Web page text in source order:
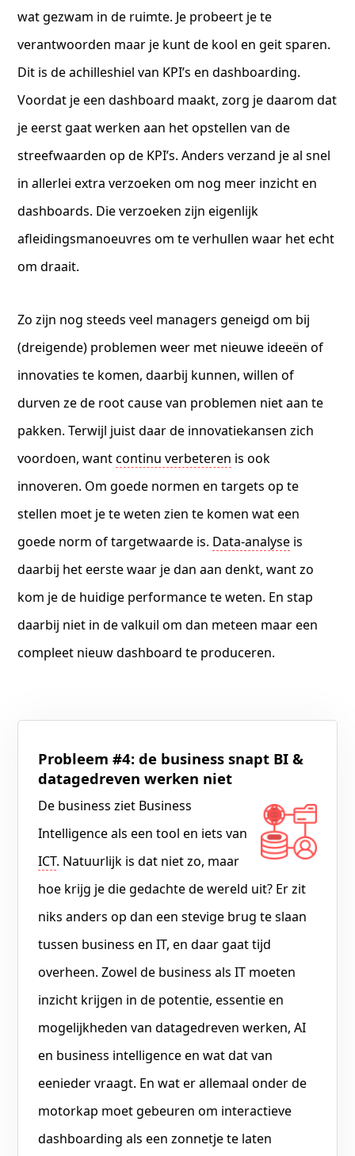
wat gezwam in de ruimte. Je probeert je te
verantwoorden maar je kunt de kool en geit sparen.
Dit is de achilleshiel van KPI’s en dashboarding.
Voordat je een dashboard maakt, zorg je daarom dat
je eerst gaat werken aan het opstellen van de
streefwaarden op de KPI’s. Anders verzand je al snel
in allerlei extra verzoeken om nog meer inzicht en
dashboards. Die verzoeken zijn eigenlijk
afleidingsmanoeuvres om te verhullen waar het echt
om draait.
Zo zijn nog steeds veel managers geneigd om bij
(dreigende) problemen weer met nieuwe ideeën of
innovaties te komen, daarbij kunnen, willen of
durven ze de root cause van problemen niet aan te
pakken. Terwijl juist daar de innovatiekansen zich
voordoen, wantcontinu verbeteren is ook
innoveren. Om goede normen en targets op te
stellen moet je te weten zien te komen wat een
goede norm of targetwaarde is. Data-analyse is
daarbij het eerste waar je dan aan denkt, want zo
kom je de huidige performance te weten. En stap
daarbij niet in de valkuil om dan meteen maar een
compleet nieuw dashboard te produceren.
Probleem #4: de business snapt BI &
datagedreven werken niet
De business ziet Business
Intelligence als een tool en iets van
ICT. Natuurlijk is dat niet zo, maar
hoe krijg je die gedachte de wereld uit? Er zit
niks anders op dan een stevige brug te slaan
tussen business en IT, en daar gaat tijd
overheen. Zowel de business als IT moeten
inzicht krijgen in de potentie, essentie en
mogelijkheden van datagedreven werken, AI
en business intelligence en wat dat van
eenieder vraagt. En wat er allemaal onder de
motorkap moet gebeuren om interactieve
dashboarding als een zonnetje te laten